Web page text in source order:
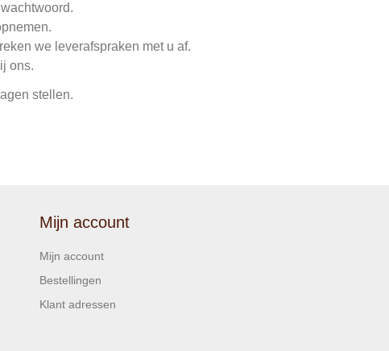
we leverafspraken met u af.
ons.
stellen.
Mijn account
Mijn account
Bestellingen
Klant adressen